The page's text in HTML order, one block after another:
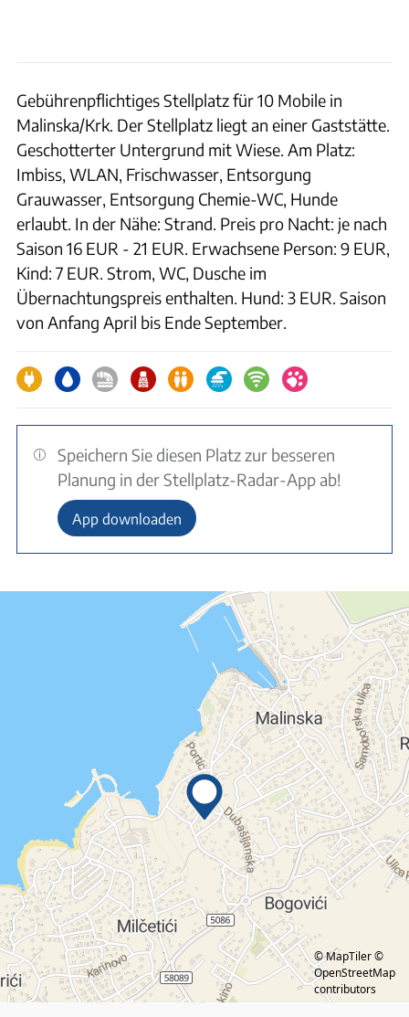
Gebührenpflichtiges Stellplatz für 10 Mobile in
Malinska/Krk. Der Stellplatz liegt an einer Gaststätte.
Geschotterter Untergrund mit Wiese. Am Platz:
Imbiss, WLAN, Frischwasser, Entsorgung
Grauwasser, Entsorgung Chemie-WC, Hunde
erlaubt. In der Nähe: Strand. Preis pro Nacht: je nach
Saison 16 EUR - 21 EUR. Erwachsene Person: 9 EUR,
Kind: 7 EUR. Strom, WC, Dusche im
Übernachtungspreis enthalten. Hund: 3 EUR. Saison
von Anfang April bis Ende September.
Speichern Sie diesen Platz zur besseren
Planung in der Stellplatz-Radar-App ab!
App downloaden
© MapTiler ©
OpenStreetMap
contributors